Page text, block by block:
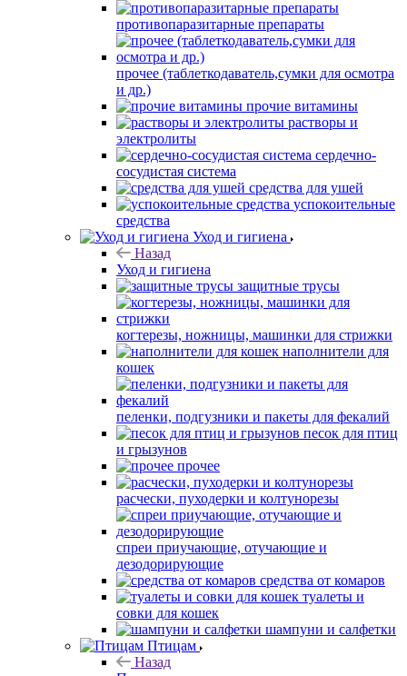
противопаразитарные препараты
прочее (таблеткодаватель,сумки для осмотра
и др.)
прочие витамины
растворы и
электролиты
сердечно-
сосудистая система
средства для ушей
успокоительные
средства
Уход и гигиена
Назад
Уход и гигиена
защитные трусы
когтерезы, ножницы, машинки для стрижки
наполнители для
кошек
пеленки, подгузники и пакеты для фекалий
песок для птиц
и грызунов
прочее
расчески, пуходерки и колтунорезы
спреи приучающие, отучающие и
дезодорирующие
средства от комаров
туалеты и
совки для кошек
шампуни и салфетки
Птицам
Назад